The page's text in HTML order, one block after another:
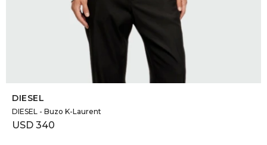
SELECCIONAR TALLE
DIESEL
DIESEL - Buzo K-Laurent
USD 340